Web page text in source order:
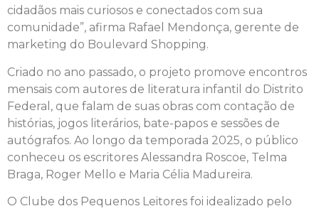
cidadãos mais curiosos e conectados com sua
comunidade”, afirma Rafael Mendonça, gerente de
marketing do Boulevard Shopping.
Criado no ano passado, o projeto promove encontros
mensais com autores de literatura infantil do Distrito
Federal, que falam de suas obras com contação de
histórias, jogos literários, bate-papos e sessões de
autógrafos. Ao longo da temporada 2025, o público
conheceu os escritores Alessandra Roscoe, Telma
Braga, Roger Mello e Maria Célia Madureira.
O Clube dos Pequenos Leitores foi idealizado pelo